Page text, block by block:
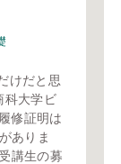
けだと思
科大学ビ
修証明は
ありま
講生の募